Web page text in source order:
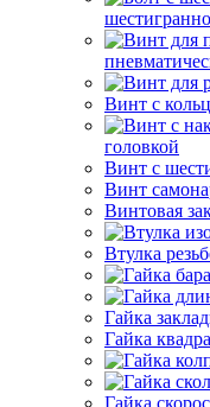
Винт с
головкой
Винт с
Винт
Винтовая
Втулка
Гайка
Гайка
Гайка